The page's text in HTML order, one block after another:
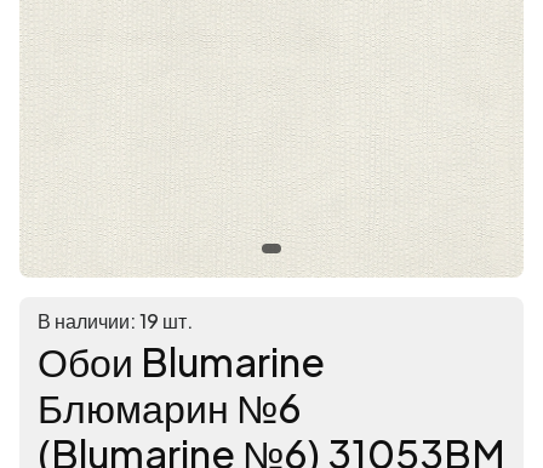
В наличии: 19 шт.
Обои Blumarine
Блюмарин №6
(Blumarine №6) 31053BM